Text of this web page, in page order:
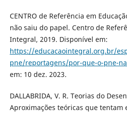
CENTRO de Referência em
não saiu do papel. Centro de
Integral, 2019. Disponível em:
https://educacaointegral.org.br/
pne/reportagens/por-que-o-pne-
em: 10 dez. 2023.
DALLABRIDA, V. R. Teorias do
Aproximações teóricas que tentam